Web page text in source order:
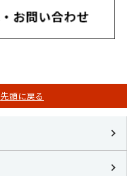
先頭に戻る